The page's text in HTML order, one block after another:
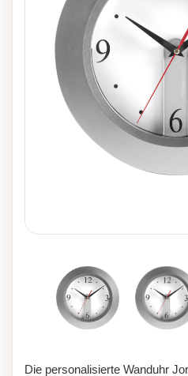
Die personalisierte Wanduhr